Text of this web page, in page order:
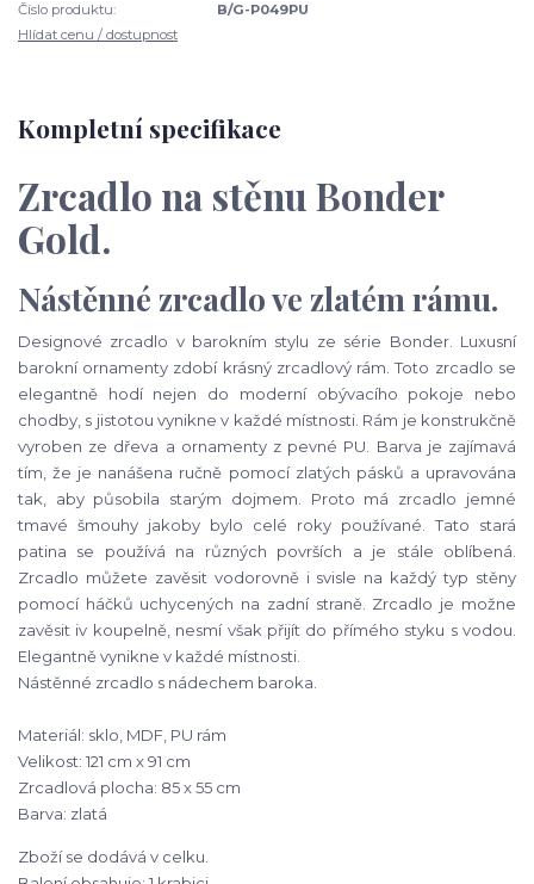
Číslo produktu:
B/G-P049PU
Hlídat cenu / dostupnost
Kompletní specifikace
Zrcadlo na stěnu Bonder
Gold.
Nástěnné zrcadlo ve zlatém rámu.
Designové zrcadlo v barokním stylu ze série Bonder. Luxusní
barokní ornamenty zdobí krásný zrcadlový rám. Toto zrcadlo se
elegantně hodí nejen do moderní obývacího pokoje nebo
chodby, s jistotou vynikne v každé místnosti. Rám je konstrukčně
vyroben ze dřeva a ornamenty z pevné PU. Barva je zajímavá
tím, že je nanášena ručně pomocí zlatých pásků a upravována
tak, aby působila starým dojmem. Proto má zrcadlo jemné
tmavé šmouhy jakoby bylo celé roky používané. Tato stará
patina se používá na různých površích a je stále oblíbená.
Zrcadlo můžete zavěsit vodorovně i svisle na každý typ stěny
pomocí háčků uchycených na zadní straně. Zrcadlo je možne
zavěsit iv koupelně, nesmí však přijít do přímého styku s vodou.
Elegantně vynikne v každé místnosti.
Nástěnné zrcadlo s nádechem baroka.
Materiál: sklo, MDF, PU rám
Velikost: 121 cm x 91 cm
Zrcadlová plocha: 85 x 55 cm
Barva: zlatá
Zboží se dodává v celku.